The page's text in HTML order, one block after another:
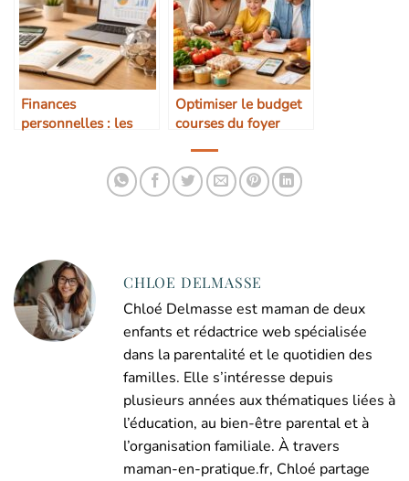
Finances
personnelles : les
Optimiser le budget
courses du foyer
CHLOE DELMASSE
Chloé Delmasse est maman de deux
enfants et rédactrice web spécialisée
dans la parentalité et le quotidien des
familles. Elle s’intéresse depuis
plusieurs années aux thématiques liées à
l’éducation, au bien-être parental et à
l’organisation familiale. À travers
maman-en-pratique.fr, Chloé partage